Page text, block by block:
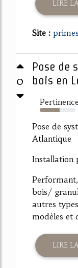
LIRE
Site :
0
Pose de
bois en
Pertinence
56%
Pose de
Atlantique
Installation
bois/
autres
modèles et
LIRE